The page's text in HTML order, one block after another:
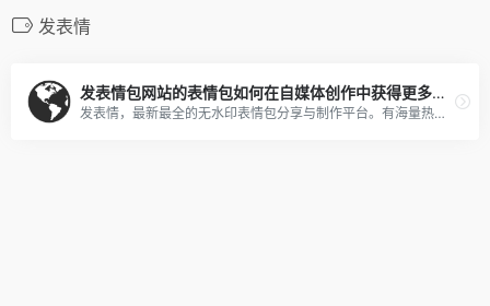
发表情
发表情包网站的表情包如何在自媒体创作中获得更多粉丝
发表情，最新最全的无水印表情包分享与制作平台。有海量热门表情、聊天表情、微信表情包、QQ表情包、金馆长表情包、蘑菇头表情包等各类表情。